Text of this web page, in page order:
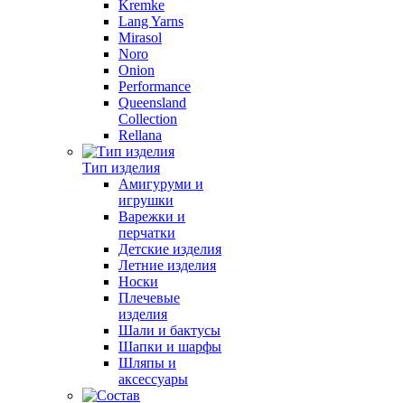
Kremke
Lang Yarns
Mirasol
Noro
Onion
Performance
Queensland
Collection
Rellana
Тип изделия
Амигуруми и
игрушки
Варежки и
перчатки
Детские изделия
Летние изделия
Носки
Плечевые
изделия
Шали и бактусы
Шапки и шарфы
Шляпы и
аксессуары